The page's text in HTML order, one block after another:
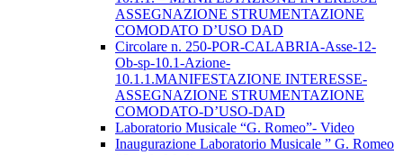
ASSEGNAZIONE STRUMENTAZIONE
COMODATO D’USO DAD
Circolare n. 250-POR-CALABRIA-Asse-12-
Ob-sp-10.1-Azione-
10.1.1.MANIFESTAZIONE INTERESSE-
ASSEGNAZIONE STRUMENTAZIONE
COMODATO-D’USO-DAD
Laboratorio Musicale “G. Romeo”- Video
Inaugurazione Laboratorio Musicale ” G. Romeo